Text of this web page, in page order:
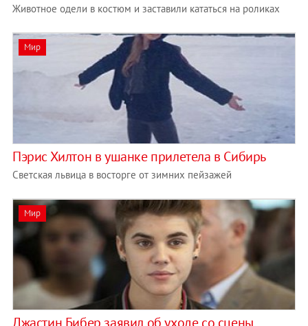
Животное одели в костюм и заставили кататься на роликах
Мир
Пэрис Хилтон в ушанке прилетела в Сибирь
Светская львица в восторге от зимних пейзажей
Мир
Джастин Бибер заявил об уходе со сцены